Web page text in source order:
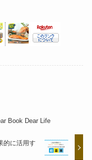
Book Dear Life
的に活用す